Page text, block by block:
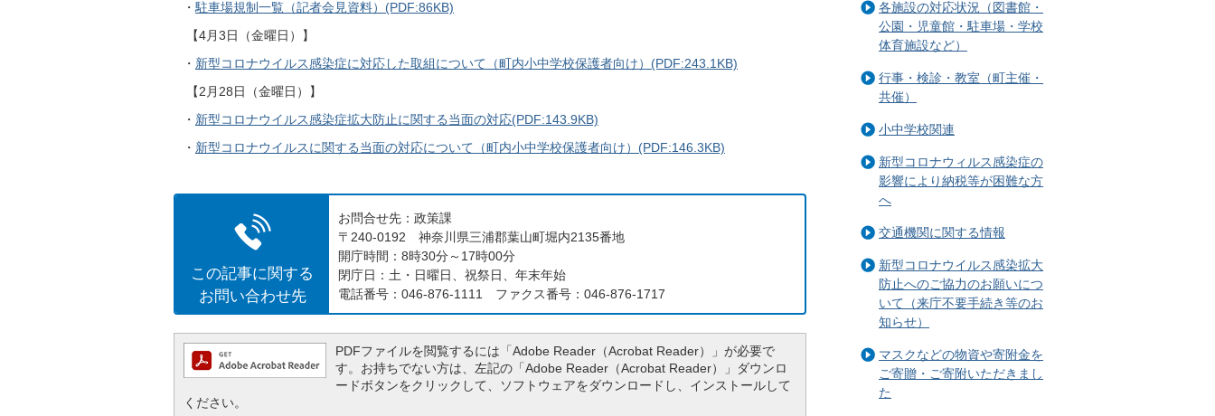
・ 駐車場規制一覧（記者会見資料）(PDF:86KB)
【4月3日（金曜日）】
・ 新型コロナウイルス感染症に対応した取組について（町内小中学校保護者向け）(PDF:243.1KB)
【2月28日（金曜日）】
・ 新型コロナウイルス感染症拡大防止に関する当面の対応(PDF:143.9KB)
・ 新型コロナウイルスに関する当面の対応について（町内小中学校保護者向け）(PDF:146.3KB)
この記事に関する
お問い合わせ先
お問合せ先：政策課
〒240-0192 神奈川県三浦郡葉山町堀内2135番地
開庁時間：8時30分～17時00分
閉庁日：土・日曜日、祝祭日、年末年始
電話番号：046-876-1111 ファクス番号：046-876-1717
PDFファイルを閲覧するには「Adobe Reader（Acrobat Reader）」が必要で
す。お持ちでない方は、左記の「Adobe Reader（Acrobat Reader）」ダウンロ
ードボタンをクリックして、ソフトウェアをダウンロードし、インストールして
ください。
各施設の対応状況（図書館・
公園・児童館・駐車場・学校
体育施設など）
行事・検診・教室（町主催・
共催）
小中学校関連
新型コロナウィルス感染症の
影響により納税等が困難な方
へ
交通機関に関する情報
新型コロナウイルス感染拡大
防止へのご協力のお願いにつ
いて（来庁不要手続き等のお
知らせ）
マスクなどの物資や寄附金を
ご寄贈・ご寄附いただきまし
た